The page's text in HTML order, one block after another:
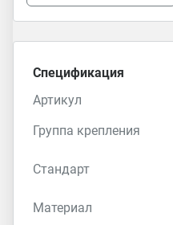
Спецификация
Артикул
Группа крепления
Стандарт
Материал